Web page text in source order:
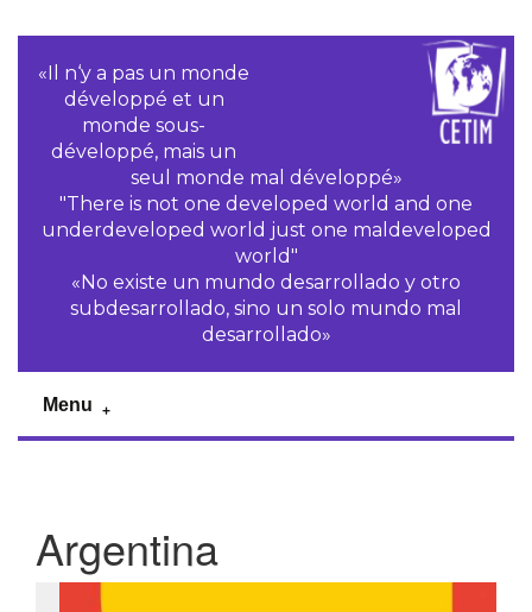
«Il n‘y a pas un monde
développé et un
monde sous-
développé, mais un
seul monde mal développé»
"There is not one developed world and one
underdeveloped world just one maldeveloped
world"
«No existe un mundo desarrollado y otro
subdesarrollado, sino un solo mundo mal
desarrollado»
Menu
Argentina